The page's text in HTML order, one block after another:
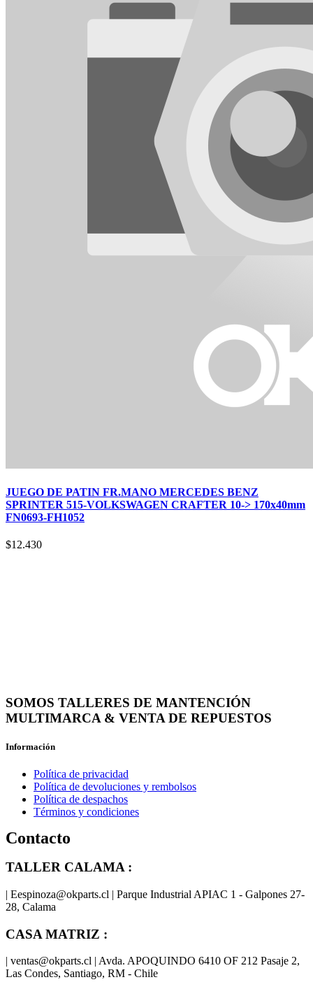
JUEGO DE PATIN FR.MANO MERCEDES BENZ
SPRINTER 515-VOLKSWAGEN CRAFTER 10-> 170x40mm
FN0693-FH1052
$12.430
SOMOS TALLERES DE MANTENCIÓN
MULTIMARCA & VENTA DE REPUESTOS
Información
Política de privacidad
Política de devoluciones y rembolsos
Política de despachos
Términos y condiciones
Contacto
TALLER CALAMA :
| Eespinoza@okparts.cl | Parque Industrial APIAC 1 - Galpones 27-
28, Calama
CASA MATRIZ :
| ventas@okparts.cl | Avda. APOQUINDO 6410 OF 212 Pasaje 2,
Las Condes, Santiago, RM - Chile